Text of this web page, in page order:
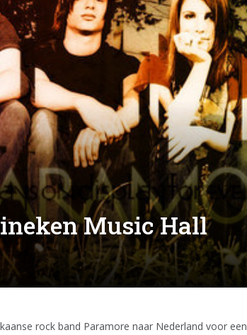
Music Hall
rock band Paramore naar Nederland voor een